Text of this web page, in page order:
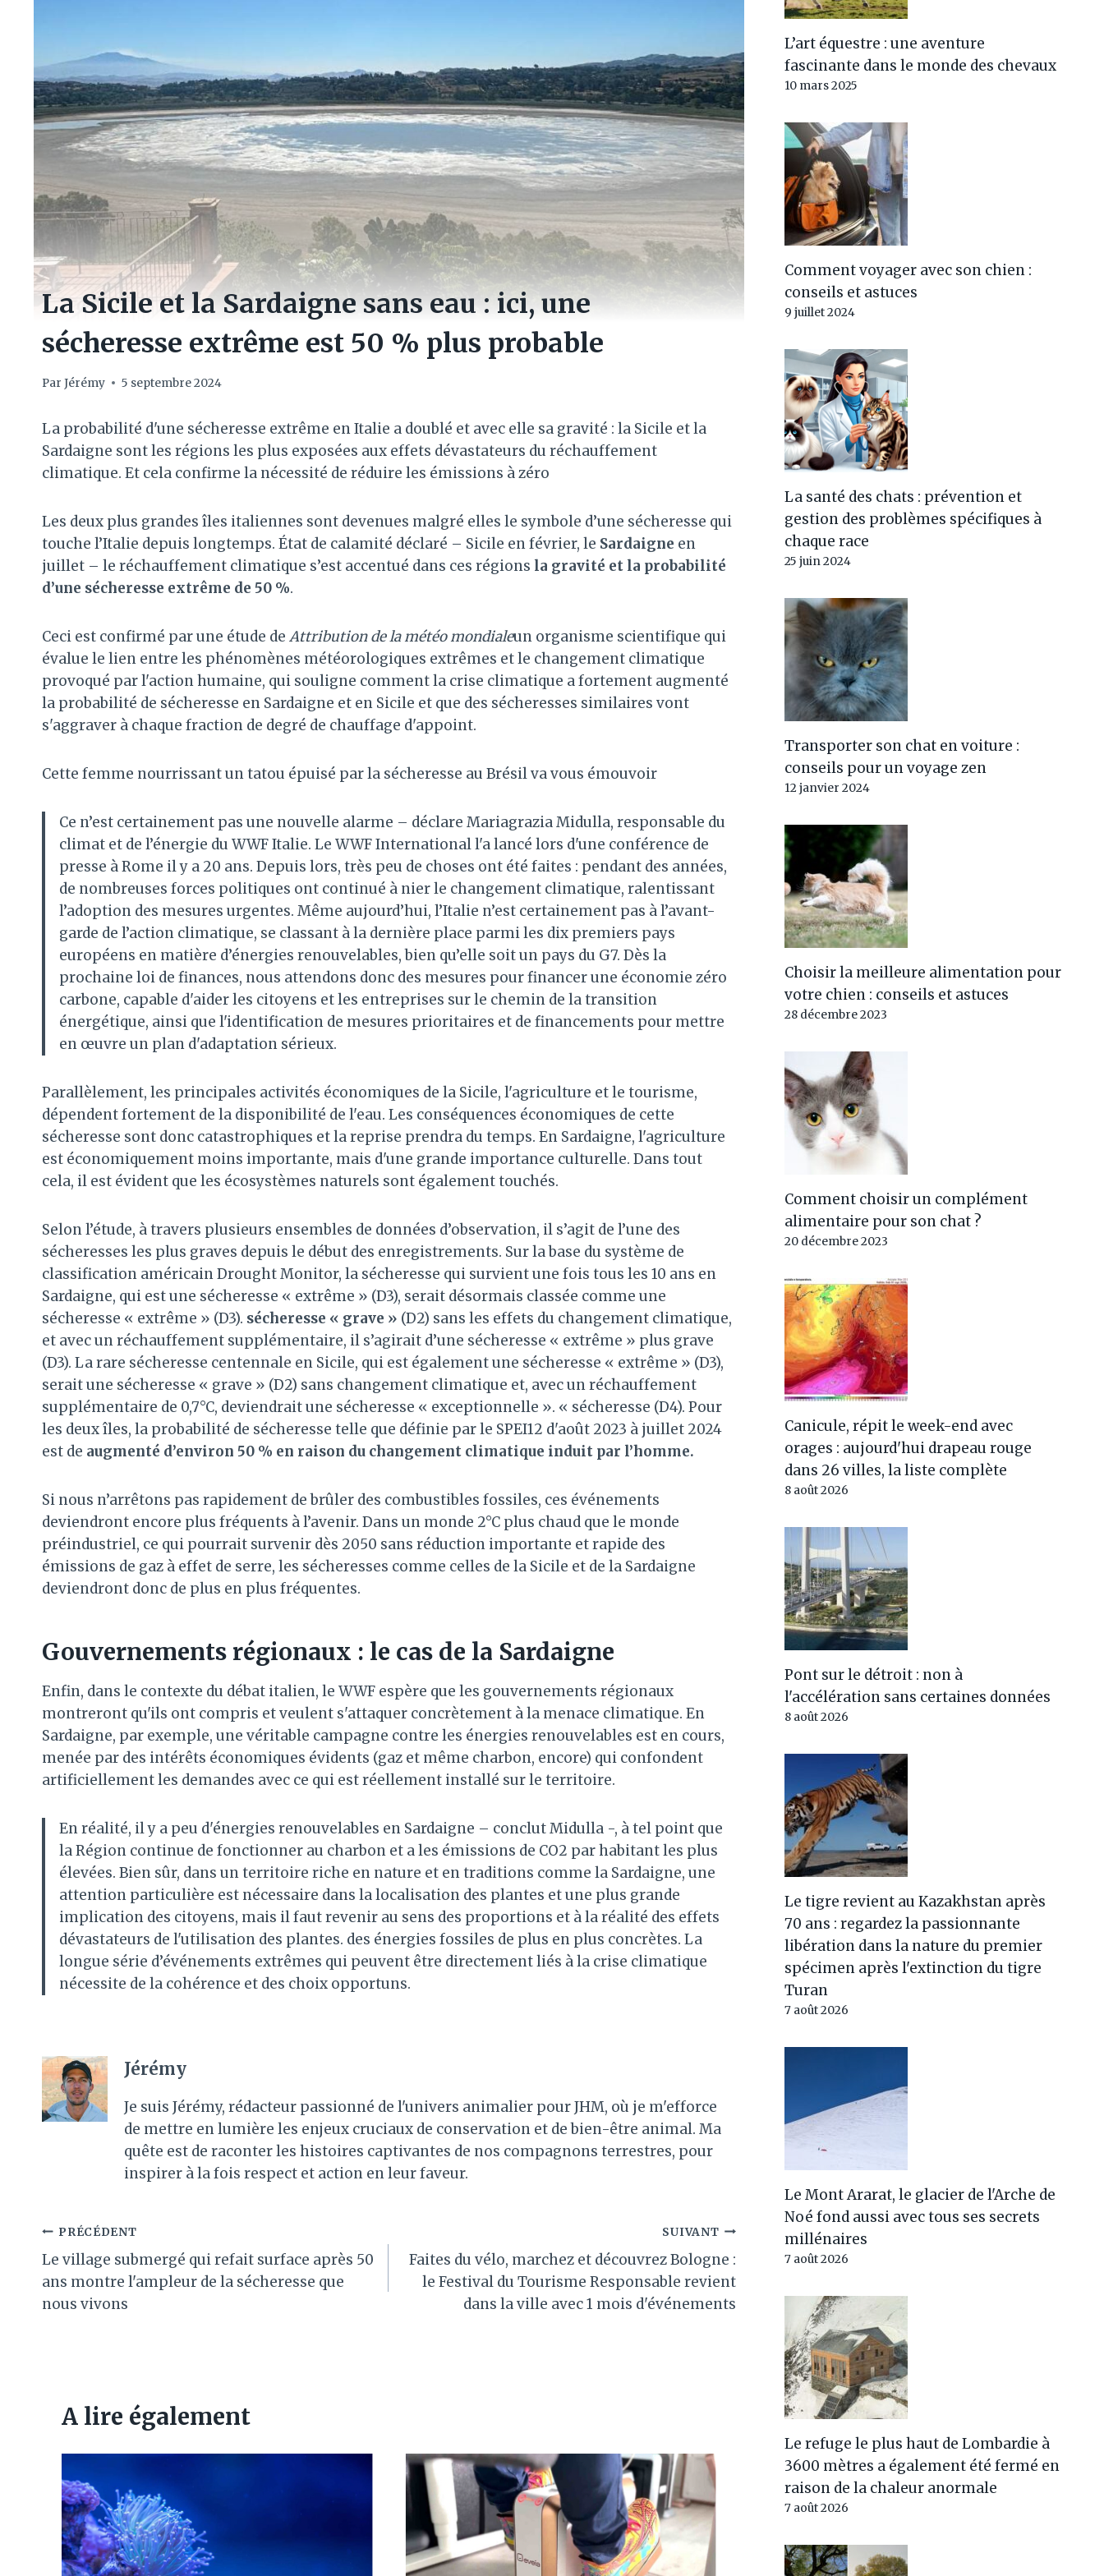
La Sicile et la Sardaigne sans eau : ici, une
sécheresse extrême est 50 % plus probable
Par Jérémy 5 septembre 2024
La probabilité d'une sécheresse extrême en Italie a doublé et avec elle sa gravité : la Sicile et la
Sardaigne sont les régions les plus exposées aux effets dévastateurs du réchauffement
climatique. Et cela confirme la nécessité de réduire les émissions à zéro
Les deux plus grandes îles italiennes sont devenues malgré elles le symbole d’une sécheresse qui
touche l’Italie depuis longtemps. État de calamité déclaré – Sicile en février, le Sardaigne en
juillet – le réchauffement climatique s’est accentué dans ces régions la gravité et la probabilité
d’une sécheresse extrême de 50 %.
Ceci est confirmé par une étude de Attribution de la météo mondialeun organisme scientifique qui
évalue le lien entre les phénomènes météorologiques extrêmes et le changement climatique
provoqué par l'action humaine, qui souligne comment la crise climatique a fortement augmenté
la probabilité de sécheresse en Sardaigne et en Sicile et que des sécheresses similaires vont
s'aggraver à chaque fraction de degré de chauffage d'appoint.
Cette femme nourrissant un tatou épuisé par la sécheresse au Brésil va vous émouvoir
Ce n’est certainement pas une nouvelle alarme – déclare Mariagrazia Midulla, responsable du
climat et de l’énergie du WWF Italie. Le WWF International l'a lancé lors d'une conférence de
presse à Rome il y a 20 ans. Depuis lors, très peu de choses ont été faites : pendant des années,
de nombreuses forces politiques ont continué à nier le changement climatique, ralentissant
l’adoption des mesures urgentes. Même aujourd’hui, l’Italie n’est certainement pas à l’avant-
garde de l’action climatique, se classant à la dernière place parmi les dix premiers pays
européens en matière d’énergies renouvelables, bien qu’elle soit un pays du G7. Dès la
prochaine loi de finances, nous attendons donc des mesures pour financer une économie zéro
carbone, capable d'aider les citoyens et les entreprises sur le chemin de la transition
énergétique, ainsi que l'identification de mesures prioritaires et de financements pour mettre
en œuvre un plan d'adaptation sérieux.
Parallèlement, les principales activités économiques de la Sicile, l'agriculture et le tourisme,
dépendent fortement de la disponibilité de l'eau. Les conséquences économiques de cette
sécheresse sont donc catastrophiques et la reprise prendra du temps. En Sardaigne, l'agriculture
est économiquement moins importante, mais d'une grande importance culturelle. Dans tout
cela, il est évident que les écosystèmes naturels sont également touchés.
Selon l’étude, à travers plusieurs ensembles de données d’observation, il s’agit de l’une des
sécheresses les plus graves depuis le début des enregistrements. Sur la base du système de
classification américain Drought Monitor, la sécheresse qui survient une fois tous les 10 ans en
Sardaigne, qui est une sécheresse « extrême » (D3), serait désormais classée comme une
sécheresse « extrême » (D3). sécheresse « grave » (D2) sans les effets du changement climatique,
et avec un réchauffement supplémentaire, il s’agirait d’une sécheresse « extrême » plus grave
(D3). La rare sécheresse centennale en Sicile, qui est également une sécheresse « extrême » (D3),
serait une sécheresse « grave » (D2) sans changement climatique et, avec un réchauffement
supplémentaire de 0,7°C, deviendrait une sécheresse « exceptionnelle ». « sécheresse (D4). Pour
les deux îles, la probabilité de sécheresse telle que définie par le SPEI12 d'août 2023 à juillet 2024
est de augmenté d’environ 50 % en raison du changement climatique induit par l’homme.
Si nous n’arrêtons pas rapidement de brûler des combustibles fossiles, ces événements
deviendront encore plus fréquents à l’avenir. Dans un monde 2°C plus chaud que le monde
préindustriel, ce qui pourrait survenir dès 2050 sans réduction importante et rapide des
émissions de gaz à effet de serre, les sécheresses comme celles de la Sicile et de la Sardaigne
deviendront donc de plus en plus fréquentes.
Gouvernements régionaux : le cas de la Sardaigne
Enfin, dans le contexte du débat italien, le WWF espère que les gouvernements régionaux
montreront qu'ils ont compris et veulent s'attaquer concrètement à la menace climatique. En
Sardaigne, par exemple, une véritable campagne contre les énergies renouvelables est en cours,
menée par des intérêts économiques évidents (gaz et même charbon, encore) qui confondent
artificiellement les demandes avec ce qui est réellement installé sur le territoire.
En réalité, il y a peu d'énergies renouvelables en Sardaigne – conclut Midulla -, à tel point que
la Région continue de fonctionner au charbon et a les émissions de CO2 par habitant les plus
élevées. Bien sûr, dans un territoire riche en nature et en traditions comme la Sardaigne, une
attention particulière est nécessaire dans la localisation des plantes et une plus grande
implication des citoyens, mais il faut revenir au sens des proportions et à la réalité des effets
dévastateurs de l'utilisation des plantes. des énergies fossiles de plus en plus concrètes. La
longue série d’événements extrêmes qui peuvent être directement liés à la crise climatique
nécessite de la cohérence et des choix opportuns.
Jérémy
Je suis Jérémy, rédacteur passionné de l'univers animalier pour JHM, où je m'efforce
de mettre en lumière les enjeux cruciaux de conservation et de bien-être animal. Ma
quête est de raconter les histoires captivantes de nos compagnons terrestres, pour
inspirer à la fois respect et action en leur faveur.
Navigation
de
l’article
PRÉCÉDENT
Le village submergé qui refait surface après 50
ans montre l'ampleur de la sécheresse que
nous vivons
SUIVANT
Faites du vélo, marchez et découvrez Bologne :
le Festival du Tourisme Responsable revient
dans la ville avec 1 mois d'événements
A lire également
L’art équestre : une aventure
fascinante dans le monde des chevaux
10 mars 2025
Comment voyager avec son chien :
conseils et astuces
9 juillet 2024
La santé des chats : prévention et
gestion des problèmes spécifiques à
chaque race
25 juin 2024
Transporter son chat en voiture :
conseils pour un voyage zen
12 janvier 2024
Choisir la meilleure alimentation pour
votre chien : conseils et astuces
28 décembre 2023
Comment choisir un complément
alimentaire pour son chat ?
20 décembre 2023
Canicule, répit le week-end avec
orages : aujourd'hui drapeau rouge
dans 26 villes, la liste complète
8 août 2026
Pont sur le détroit : non à
l'accélération sans certaines données
8 août 2026
Le tigre revient au Kazakhstan après
70 ans : regardez la passionnante
libération dans la nature du premier
spécimen après l'extinction du tigre
Turan
7 août 2026
Le Mont Ararat, le glacier de l'Arche de
Noé fond aussi avec tous ses secrets
millénaires
7 août 2026
Le refuge le plus haut de Lombardie à
3600 mètres a également été fermé en
raison de la chaleur anormale
7 août 2026